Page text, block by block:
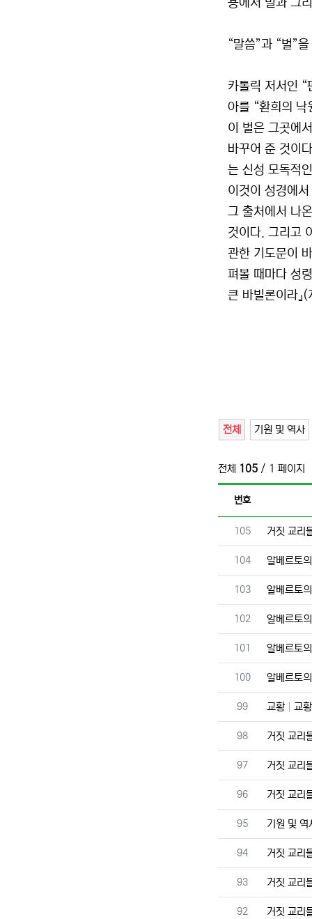
용에서 벌과 그
“말씀”과 “벌”
카톨릭 저서인
아를 “환희의 낙
이 벌은 그곳에
바꾸어 준 것이
는 신성 모독적
이것이 성경에
그 출처에서 나
것이다. 그리고
관한 기도문이
펴볼 때마다 성
큰 바빌론이라
전체 기원 및 역사
전체 105 / 1 페이지
번호
번호
105 거짓 교리
번호
104 알베르토
번호
103 알베르토
번호
102 알베르토
번호
101 알베르토
번호
100 알베르토
번호
99 교황 교
번호
98 거짓 교리
번호
97 거짓 교리
번호
96 거짓 교리
번호
95 기원 및
번호
94 거짓 교리
번호
93 거짓 교리
번호
92 거짓 교리